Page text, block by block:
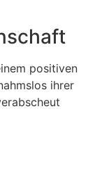
positiven
ihrer